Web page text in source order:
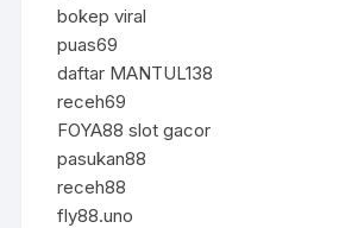
bokep viral
puas69
daftar MANTUL138
receh69
FOYA88 slot gacor
pasukan88
receh88
fly88.uno